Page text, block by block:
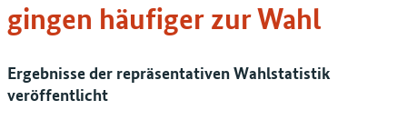
gingen häufiger zur Wahl
Ergebnisse der repräsentativen Wahlstatistik
veröffentlicht